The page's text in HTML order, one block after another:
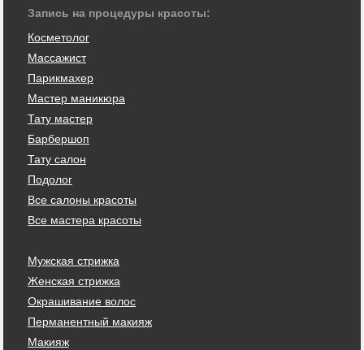
Запись на процедуры красоты:
Косметолог
Массажист
Парикмахер
Мастер маникюра
Тату мастер
Барбершоп
Тату салон
Подолог
Все салоны красоты
Все мастера красоты
Мужская стрижка
Женская стрижка
Окрашивание волос
Перманентный макияж
Макияж